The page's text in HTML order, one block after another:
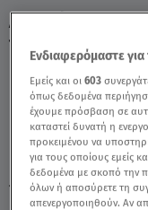
Δασικές
την περιουσία
TAGS: ΔΑΣΙΚΕΣ
Ενδιαφερόμαστε
Εμείς και οι603
όπως δεδομένα
έχουμε πρόσβαση σε
καταστεί δυνατή η
προκειμένου να
για τους οποίους εμείς
δεδομένα με σκοπό την
όλων ή αποσύρετε τη
απενεργοποιηθούν. Αν